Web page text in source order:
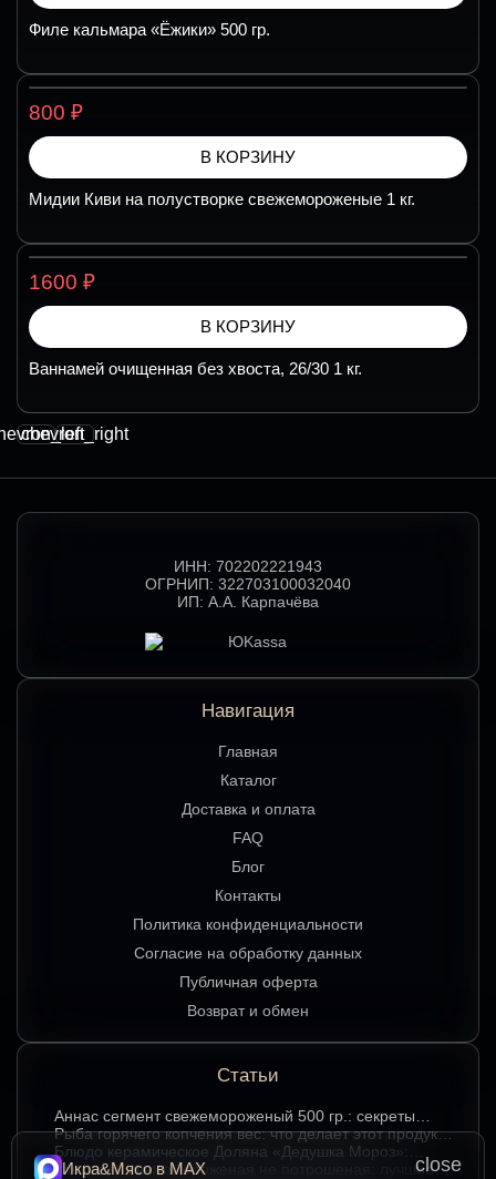
Филе кальмара «Ёжики» 500 гр.
800 ₽
В КОРЗИНУ
Мидии Киви на полустворке свежемороженые 1 кг.
1600 ₽
В КОРЗИНУ
Ваннамей очищенная без хвоста, 26/30 1 кг.
chevron_right
ИНН: 702202221943
ОГРНИП: 322703100032040
ИП: А.А. Карпачёва
Навигация
Главная
Каталог
Доставка и оплата
FAQ
Блог
Контакты
Политика конфиденциальности
Согласие на обработку данных
Публичная оферта
Возврат и обмен
Статьи
Аннаc сегмент свежемороженый 500 гр.: секреты
хранения и лучшие способы подачи
Рыба горячего копчения вес: что делает этот продукт
любимым среди ценителей
Блюдо керамическое Доляна «Дедушка Мороз»:
изюминка праздничного стола в ярком красном цвете
Стерлядь свежемороженая не потрошеная: лучшиеclose
Икра&Мясо в МАХ